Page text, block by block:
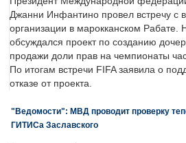
Джанни Инфантино провел встречу с
организации в марокканском Рабате.
обсуждался проект по созданию
продажи доли прав на чемпионаты
По итогам встречи FIFA заявила о
отказе от проекта.
"Ведомости": МВД проводит проверку
ГИТИСа Заславского